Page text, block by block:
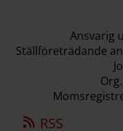
Ansvarig
Ställföreträdande
RSS